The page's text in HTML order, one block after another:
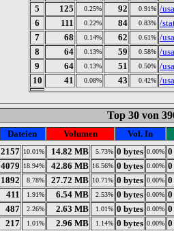
5
125 0.25% 92 0.91% /
6
111 0.22% 84 0.83% /
7
68 0.14% 62 0.61% /
8
64 0.13% 59 0.58% /
9
64 0.13% 51 0.50% /
10
41 0.08% 43 0.42% /
Top 30 von
Dateien Volumen
Vol. In
2157 10.01% 14.82 MB 5.73% 0 bytes 0.00% 0
4079 18.94% 42.86 MB 16.56% 0 bytes 0.00% 0
1892 8.78% 27.72 MB 10.71% 0 bytes 0.00% 0
411 1.91% 6.54 MB 2.53% 0 bytes 0.00% 0
487 2.26% 2.63 MB 1.01% 0 bytes 0.00% 0
217 1.01% 2.96 MB 1.14% 0 bytes 0.00% 0